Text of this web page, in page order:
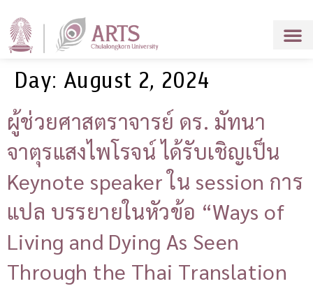
Day: August 2, 2024
ผู้ช่วยศาสตราจารย์ ดร. มัทนา
จาตุรแสงไพโรจน์ ได้รับเชิญเป็น
Keynote speaker ใน session การ
แปล บรรยายในหัวข้อ “Ways of
Living and Dying As Seen
Through the Thai Translation